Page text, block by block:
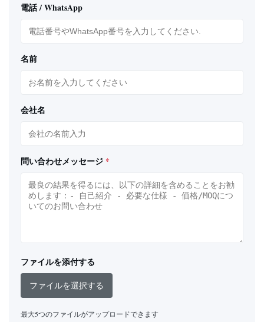
電話 / WhatsApp
名前
会社名
問い合わせメッセージ *
ファイルを添付する
ファイルを選択する
最大5つのファイルがアップロードできます